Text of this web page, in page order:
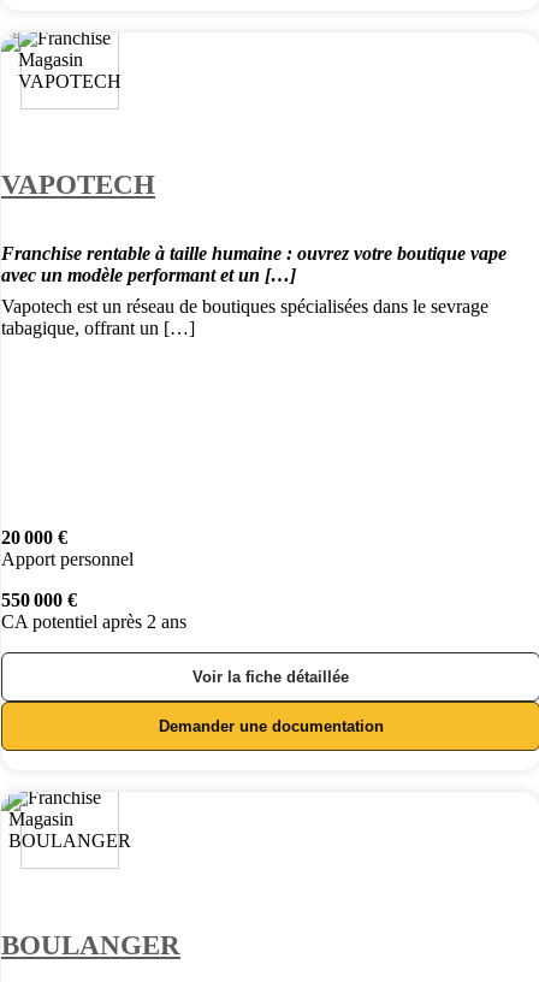
VAPOTECH
Franchise rentable à taille humaine : ouvrez votre boutique vape
avec un modèle performant et un […]
Vapotech est un réseau de boutiques spécialisées dans le sevrage
tabagique, offrant un […]
20 000 €
Apport personnel
550 000 €
CA potentiel après 2 ans
Voir la fiche détaillée
Demander une documentation
BOULANGER